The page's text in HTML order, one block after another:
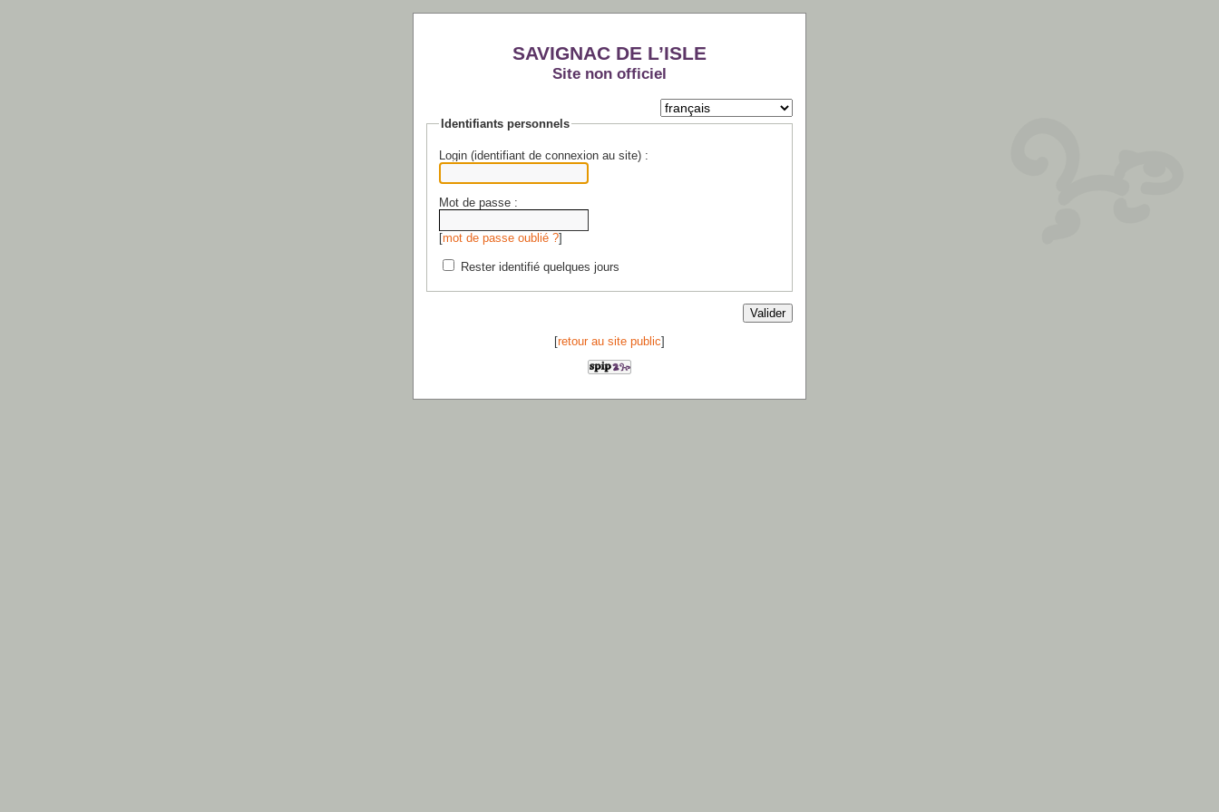
SAVIGNAC DE L’ISLE
Site non officiel
Identifiants personnels
Login (identifiant de connexion au site) :
Mot de passe :
[mot de passe oublié ?]
Rester identifié quelques jours
[retour au site public]